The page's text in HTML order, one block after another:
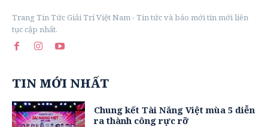
Trang Tin Tức Giải Trí Việt Nam - Tin tức và báo mới tin mới liên
tục cập nhất.
TIN MỚI NHẤT
Chung kết Tài Năng Việt mùa 5 diễn
ra thành công rực rỡ